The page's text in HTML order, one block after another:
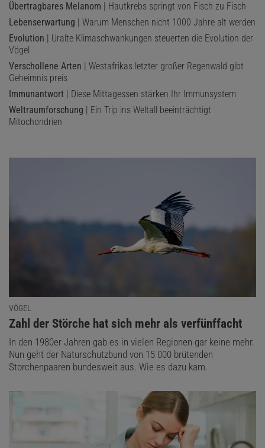
Übertragbares Melanom | Hautkrebs springt von Fisch zu Fisch
Lebenserwartung | Warum Menschen nicht 1000 Jahre alt werden
Evolution | Uralte Klimaschwankungen steuerten die Evolution der
Vögel
Verschollene Arten | Westafrikas letzter großer Regenwald gibt
Geheimnis preis
Immunantwort | Diese Mittagessen stärken Ihr Immunsystem
Weltraumforschung | Ein Trip ins Weltall beeinträchtigt
Mitochondrien
VÖGEL
:
Zahl der Störche hat sich mehr als verfünffacht
In den 1980er Jahren gab es in vielen Regionen gar keine mehr.
Nun geht der Naturschutzbund von 15 000 brütenden
Storchenpaaren bundesweit aus. Wie es dazu kam.